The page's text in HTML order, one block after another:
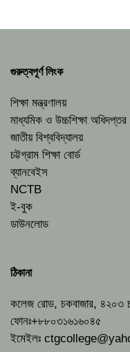
গুরুত্বপূর্ণ লিংক
শিক্ষা মন্ত্রণালয়
মাধ্যমিক ও উচ্চশিক্ষা অধিদপ্তর
জাতীয় বিশ্ববিদ্যালয়
চট্টগ্রাম শিক্ষা বোর্ড
ব্যানবেইস
NCTB
ই-বুক
ডাউনলোড
ঠিকানা
কলেজ রোড, চকবাজার, ৪২০৩
ফোনঃ+৮৮০৩১৬১৬০৪৫
ইমেইলঃ